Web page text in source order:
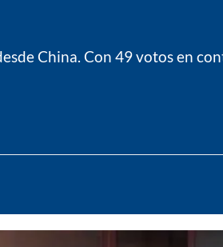
China. Con 49 votos en